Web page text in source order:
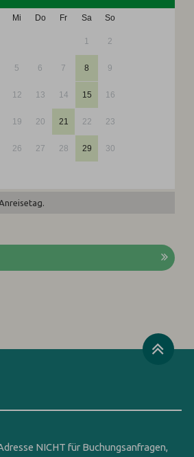
Mi Do Fr Sa So
1 2
5 6 7 8 9
12 13 14 15 16
19 20 21 22 23
26 27 28 29 30
NICHT für Buchungsanfragen,